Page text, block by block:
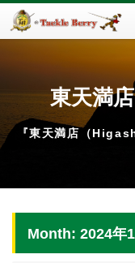
東天満
『東天満店（
Month: 2024年